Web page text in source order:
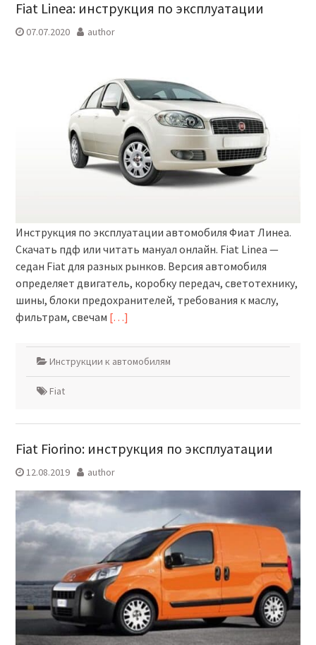
Fiat Linea: инструкция по эксплуатации
07.07.2020 author
Инструкция по эксплуатации автомобиля Фиат Линеа.
Скачать пдф или читать мануал онлайн. Fiat Linea —
седан Fiat для разных рынков. Версия автомобиля
определяет двигатель, коробку передач, светотехнику,
шины, блоки предохранителей, требования к маслу,
фильтрам, свечам […]
Инструкции к автомобилям
Fiat
Fiat Fiorino: инструкция по эксплуатации
12.08.2019 author